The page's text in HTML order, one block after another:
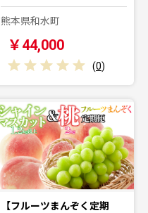
熊本県和水町
￥44,000
(0)
【フルーツまんぞく定期